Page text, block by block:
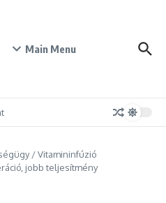
Main Menu
/Vitamininfúzió
jobb teljesítmény